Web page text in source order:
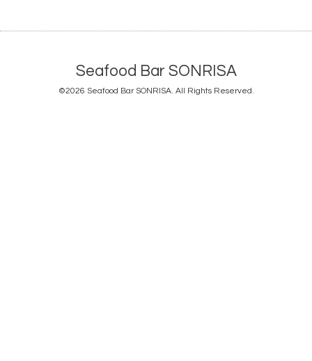
Seafood Bar SONRISA
©2026 Seafood Bar SONRISA. All Rights Reserved.